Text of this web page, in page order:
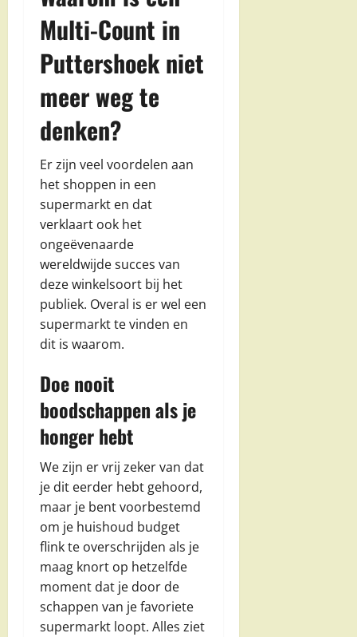
Multi-Count in
Puttershoek niet
meer weg te
denken?
Er zijn veel voordelen aan
het shoppen in een
supermarkt en dat
verklaart ook het
ongeëvenaarde
wereldwijde succes van
deze winkelsoort bij het
publiek. Overal is er wel een
supermarkt te vinden en
dit is waarom.
Doe nooit
boodschappen als je
honger hebt
We zijn er vrij zeker van dat
je dit eerder hebt gehoord,
maar je bent voorbestemd
om je huishoud budget
flink te overschrijden als je
maag knort op hetzelfde
moment dat je door de
schappen van je favoriete
supermarkt loopt. Alles ziet